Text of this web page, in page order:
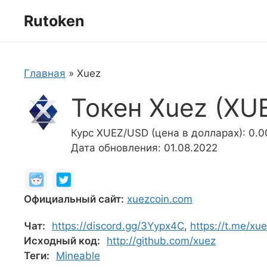
Rutoken
Главная » Xuez
Токен Xuez
Курс XUEZ/USD (цена в долларах):
Дата обновления: 01.08.2022
Официальный сайт: xuezcoin.com
Чат: https://discord.gg/3Yypx4C, https://t.me/
Исходный код:
http://github.com/xuez
Теги:
Mineable